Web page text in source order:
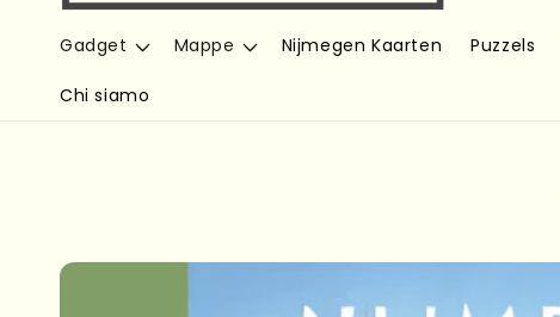
Gadget Mappe Nijmegen Kaarten Puzzels
Chi siamo